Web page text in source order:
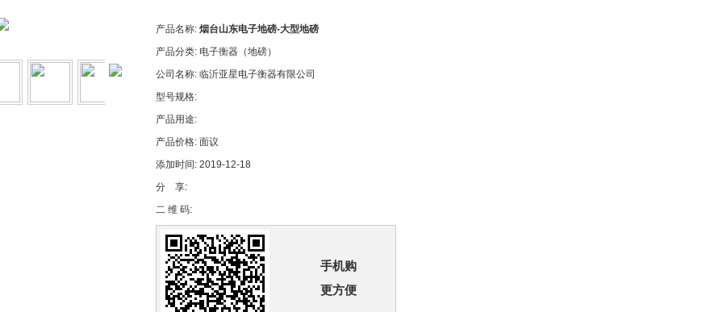
产品名称: 烟台山东电子地磅-大型地磅
产品分类: 电子衡器（地磅）
公司名称: 临沂亚星电子衡器有限公司
型号规格:
产品用途:
产品价格: 面议
添加时间: 2019-12-18
分 享:
二 维 码:
手机购
更方便